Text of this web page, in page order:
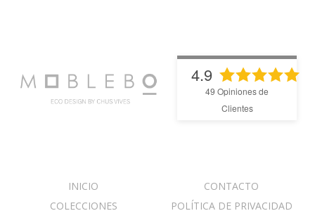
4.9
49 Opiniones de
Clientes
INICIO
COLECCIONES
CONTACTO
POLÍTICA DE PRIVACIDAD